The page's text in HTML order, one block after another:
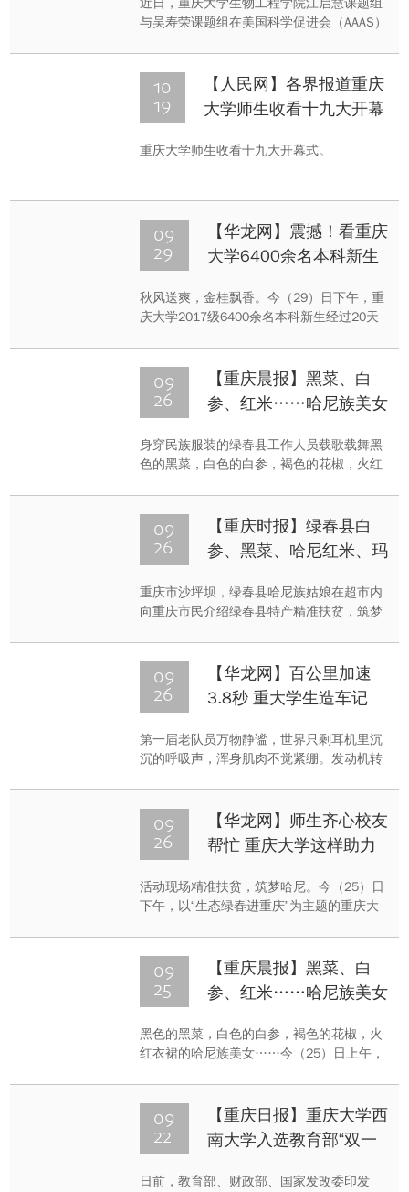
近日，重庆大学生物工程学院江启慧课题组
与吴寿荣课题组在美国科学促进会（AAAS）
记者也在重庆大学了解到，这项研究是全球
首次发现，将有助于人类预防和治疗肿瘤。
10
19
【人民网】各界报道重庆
大学师生收看十九大开幕
重庆大学师生收看十九大开幕式。
09
29
【华龙网】震撼！看重庆
大学6400余名本科新生
秋风送爽，金桂飘香。今（29）日下午，重
庆大学2017级6400余名本科新生经过20天
队列操、军体拳、军乐连表演、班战术表演
等项目充分展现了大一新生的精气神和个性
风采。女大学生英姿飒爽捕俘拳汇报表演由
虽远必诛”的响亮口号中，新生高低起落变幻
队形，组合成倒计时数字，随即开始表演...
09
26
【重庆晨报】黑菜、白
参、红米……哈尼族美女
身穿民族服装的绿春县工作人员载歌载舞黑
色的黑菜，白色的白参，褐色的花椒，火红
对口帮扶的云南省红河哈尼族彝族自治州绿
春县的十多位哈尼族女孩，在现场一展歌
喉，并为前来购物的市民带来绿春县几种特
以吃到来自云贵高原绿春县的特色作物。当
地白参营养价值高∵高山茶清香扑鼻市民正
09
26
【重庆时报】绿春县白
参、黑菜、哈尼红米、玛
走进重庆超市
重庆市沙坪坝，绿春县哈尼族姑娘在超市内
向重庆市民介绍绿春县特产精准扶贫，筑梦
重庆大学A区民主湖报告厅举行。记者了解
到，2013年6月，重庆大学与云南省绿春县
签订了《定点帮扶合作备忘录》，自此重庆
取干部挂职、网络学历教育、党政干部培
训、小幼师资培训、志愿者服务、赠书赠物
09
26
【华龙网】百公里加速
3.8秒 重大学生造车记
第一届老队员万物静谧，世界只剩耳机里沉
沉的呼吸声，浑身肌肉不觉紧绷。发动机转
又浊，令人感受到力。旗帜一挥，只剩下速
度！9月24日，重庆大学易车方程式赛车队
（以下简称“重大赛车队”）发布两款新车，
第4辆电车。仅仅3.8秒，赛车实现0-100公
里 时加速，和奔驰SF1概念跑车持...
09
26
【华龙网】师生齐心校友
帮忙 重庆大学这样助力
活动现场精准扶贫，筑梦哈尼。今（25）日
下午，以“生态绿春进重庆”为主题的重庆大
年6月以来，重庆大学以教育帮扶为重点，
采取干部挂职、网络学历教育、党政干部培
训、小幼师资培训、志愿者服务、赠书赠物
色大米本次活动包括生态绿春推介、绿春县
与重庆大学校友企业签约仪式、“情系绿
09
25
【重庆晨报】黑菜、白
参、红米……哈尼族美女
黑色的黑菜，白色的白参，褐色的花椒，火
红衣裙的哈尼族美女……今（25）日上午，
绿春县的十多位哈尼族女孩，在现场一展歌
喉，并为前来购物的市民带来绿春县几种特
色农产品。预计在十月中旬，重庆市民就可
09
22
【重庆日报】重庆大学西
南大学入选教育部“双一
日前，教育部、财政部、国家发改委印发